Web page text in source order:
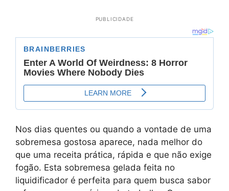
PUBLICIDADE
Nos dias quentes ou quando a vontade de uma
sobremesa gostosa aparece, nada melhor do
que uma receita prática, rápida e que não exige
fogão. Esta sobremesa gelada feita no
liquidificador é perfeita para quem busca sabor